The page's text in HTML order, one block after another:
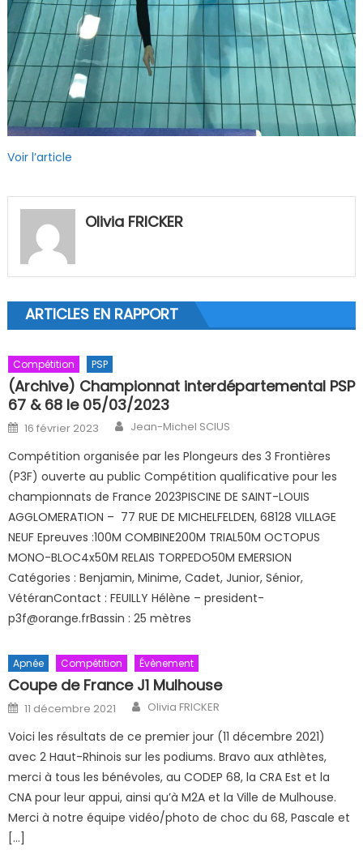
Voir l’article
Olivia FRICKER
ARTICLES EN RAPPORT
Compétition PSP
(Archive) Championnat interdépartemental PSP
67 & 68 le 05/03/2023
Posted on
16 février 2023 Author
Jean-Michel SCIUS
Compétition organisée par les Plongeurs des 3 Frontières
(P3F) ouverte au public Compétition qualificative pour les
championnats de France 2023PISCINE DE SAINT-LOUIS
AGGLOMERATION – 77 RUE DE MICHELFELDEN, 68128 VILLAGE
NEUF Epreuves :100M COMBINE200M TRIAL50M OCTOPUS
MONO-BLOC4x50M RELAIS TORPEDO50M EMERSION
Catégories : Benjamin, Minime, Cadet, Junior, Sénior,
VétéranContact : FEUILLY Hélène – president-
p3f@orange.frBassin : 25 mètres
Apnée Compétition Évènement
Coupe de France J1 Mulhouse
Posted on
11 décembre 2021 Author
Olivia FRICKER
Voici les résultats de ce premier jour (11 décembre 2021)
avec 2 Haut-Rhinois sur les podiums. Bravo aux athlètes,
merci à tous les bénévoles, au CODEP 68, la CRA Est et la
CNA pour leur appui, ainsi qu’à M2A et la Ville de Mulhouse.
Merci à notre équipe vidéo/photo de choc du 68, Pascale et
[…]